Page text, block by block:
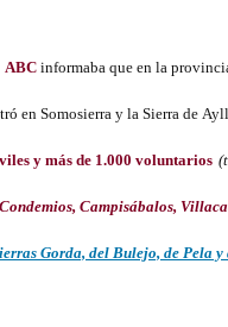
ABCinformaba que en la
en Somosierra y la Sierra de
y más de 1.000 voluntarios
Campisábalos,
Gorda, del Bulejo, de Pela